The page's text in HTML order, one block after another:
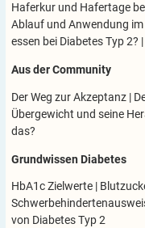
Haferkur und Hafertage
Ablauf und Anwendung
essen bei Diabetes Typ 2? |
Aus der Community
Der Weg zur Akzeptanz |
Übergewicht und seine
das?
Grundwissen Diabetes
HbA1c Zielwerte |
von Diabetes Typ 2